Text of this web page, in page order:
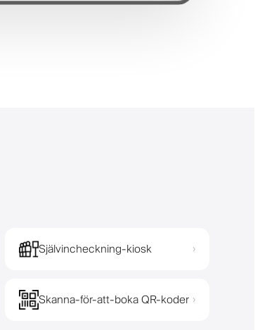
Självincheckning-kiosk ›
Skanna-för-att-boka QR-koder ›